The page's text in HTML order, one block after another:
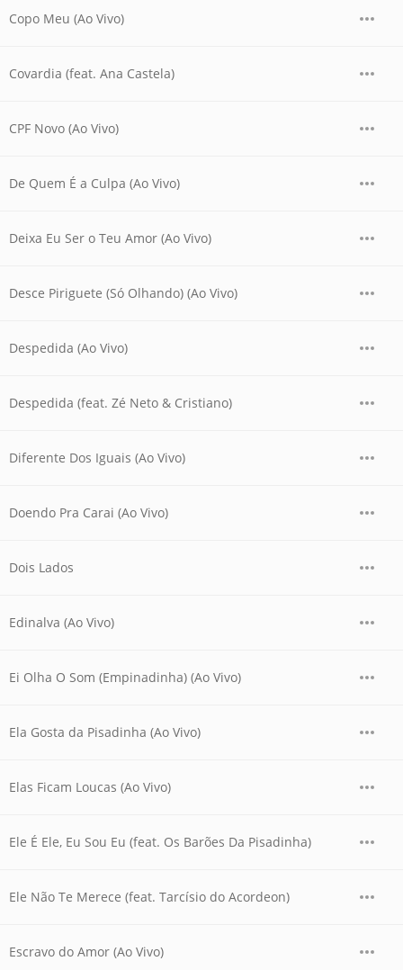
Copo Meu (Ao Vivo)
Covardia (feat. Ana Castela)
CPF Novo (Ao Vivo)
De Quem É a Culpa (Ao Vivo)
Deixa Eu Ser o Teu Amor (Ao Vivo)
Desce Piriguete (Só Olhando) (Ao Vivo)
Despedida (Ao Vivo)
Despedida (feat. Zé Neto & Cristiano)
Diferente Dos Iguais (Ao Vivo)
Doendo Pra Carai (Ao Vivo)
Dois Lados
Edinalva (Ao Vivo)
Ei Olha O Som (Empinadinha) (Ao Vivo)
Ela Gosta da Pisadinha (Ao Vivo)
Elas Ficam Loucas (Ao Vivo)
Ele É Ele, Eu Sou Eu (feat. Os Barões Da Pisadinha)
Ele Não Te Merece (feat. Tarcísio do Acordeon)
Escravo do Amor (Ao Vivo)